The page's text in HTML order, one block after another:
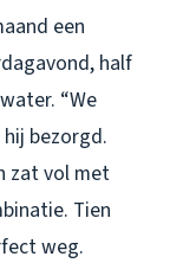
een
half
“We
bezorgd.
zat vol met
Tien
weg.